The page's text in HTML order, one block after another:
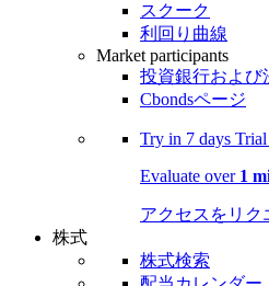
スクーク
利回り曲線
Market participants
投資銀行および
Cbondsページ
Try in 7 days Trial
Evaluate over 1
アクセスをリク
株式
株式検索